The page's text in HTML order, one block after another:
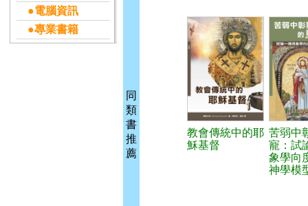
●電腦資訊
●專業書籍
同
類
書
推
薦
教會傳統中的耶
穌基督
苦弱中
寵：試
象學向
神學模